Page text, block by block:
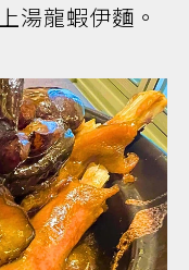
湯龍蝦伊麵。